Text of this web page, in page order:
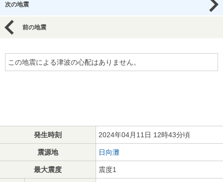
次の地震
前の地震
この地震による津波の心配はありません。
発生時刻 2024年04月11日 12時43分頃
震源地 日向灘
最大震度 震度1